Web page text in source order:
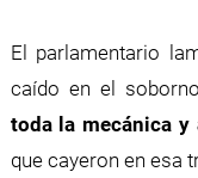
El parlamentario
caído en el
toda la mecánica
que cayeron en esa